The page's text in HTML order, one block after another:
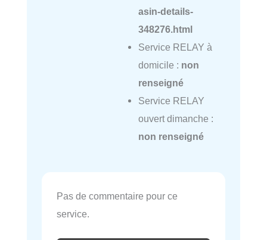
asin-details-
348276.html
Service RELAY à
domicile : non
renseigné
Service RELAY
ouvert dimanche :
non renseigné
Pas de commentaire pour ce
service.